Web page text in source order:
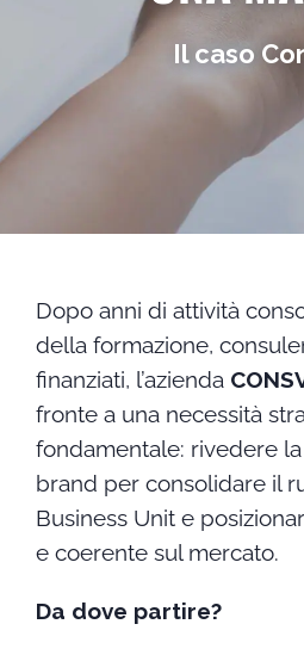
Il caso
Dopo anni di attività
della formazione,
finanziati, l’azienda
fronte a una necessità
fondamentale: rivedere
brand per consolidare il
Business Unit e
e coerente sul mercato.
Da dove partire?